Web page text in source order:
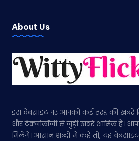
About Us
इस वेबसाइट पर आपको कई तरह की खबरें
और टेक्नोलॉजी से जुड़ी खबरें शामिल हैं।
मिलेंगे। आसान शब्दों में कहें तो, यह